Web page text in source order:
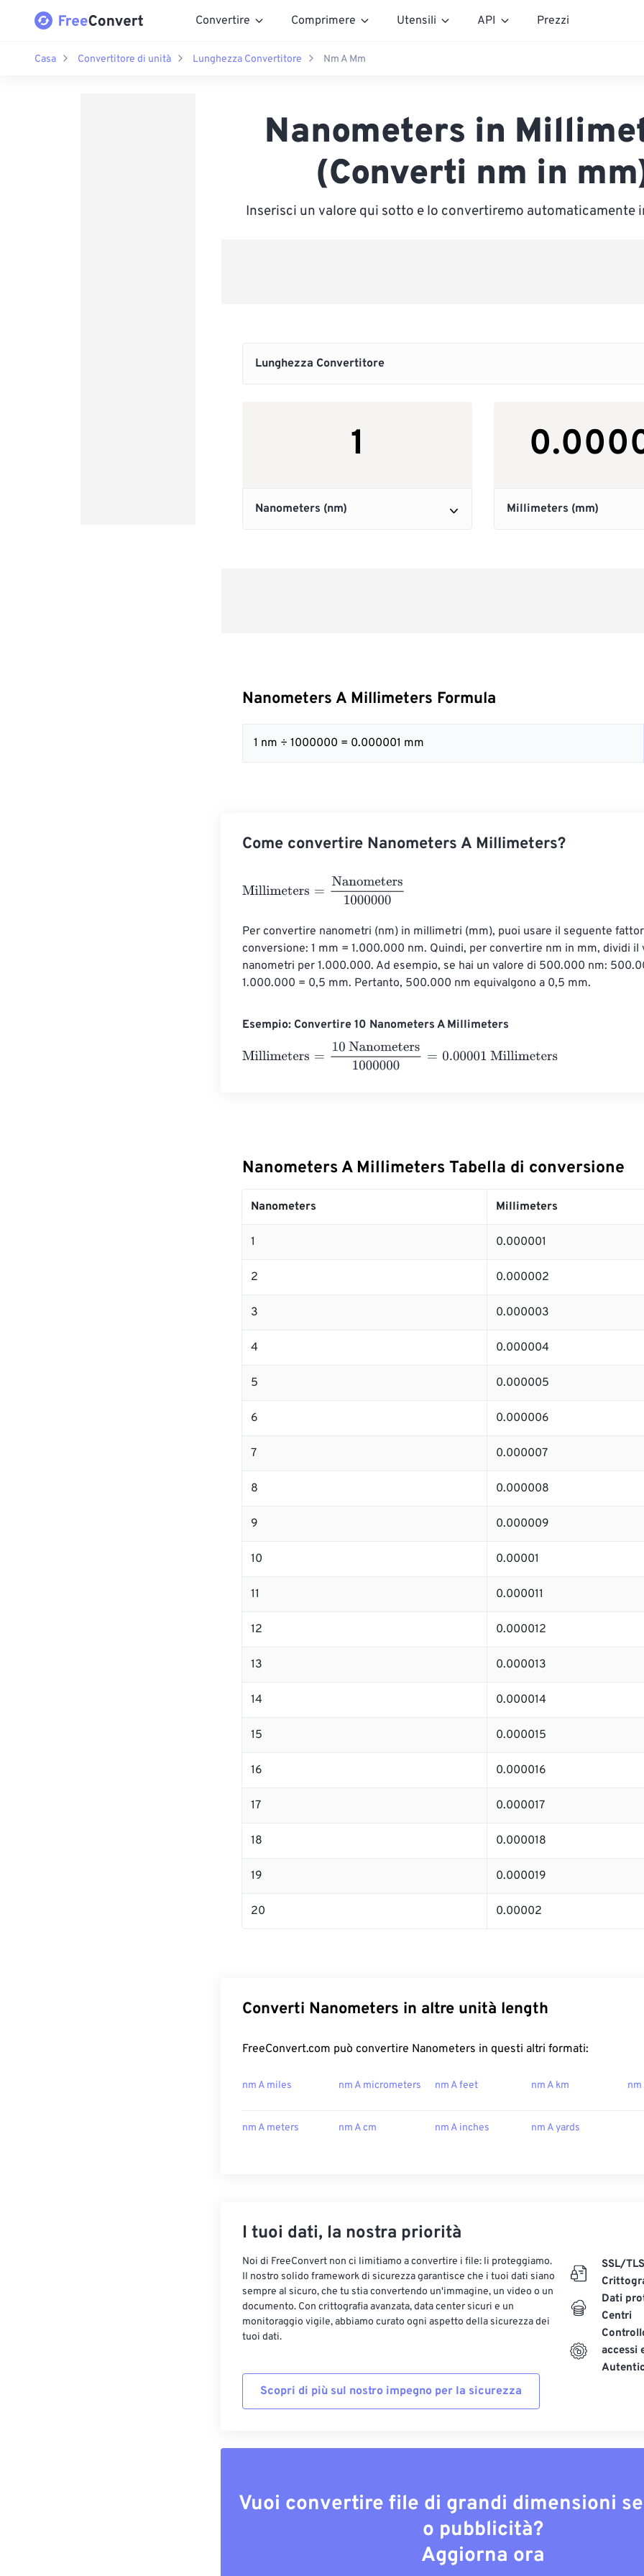
Convertire Comprimere Utensili API Prezzi
Casa Convertitore di unità Lunghezza Convertitore Nm A Mm
Nanometers in
(Converti nm in
Inserisci un valore qui sotto e lo convertiremo automaticamente
Nanometers A Millimeters Formula
1 nm ÷ 1000000 = 0.000001 mm
Come convertire Nanometers A Millimeters?
Millimeters Nanometers1000000
Per convertire nanometri (nm) in millimetri (mm), puoi usare il seguente
conversione: 1 mm = 1.000.000 nm. Quindi, per convertire nm in mm, dividi il
nanometri per 1.000.000. Ad esempio, se hai un valore di 500.000 nm:
1.000.000 = 0,5 mm. Pertanto, 500.000 nm equivalgono a 0,5 mm.
Esempio: Convertire 10 Nanometers A Millimeters
Millimeters
10 Nanometers1000000 0.00001 Millimeters
Nanometers A Millimeters Tabella di conversione
Nanometers Millimeters
1 0.000001
2 0.000002
3 0.000003
4 0.000004
5 0.000005
6 0.000006
7 0.000007
8 0.000008
9 0.000009
10 0.00001
11 0.000011
12 0.000012
13 0.000013
14 0.000014
15 0.000015
16 0.000016
17 0.000017
18 0.000018
19 0.000019
20 0.00002
Converti Nanometers in altre unità length
FreeConvert.com può convertire Nanometers in questi altri formati:
nm A miles nm A micrometers nm A feet nm A km
nm A meters nm A cm nm A inches nm A yards
I tuoi dati, la nostra priorità
Noi di FreeConvert non ci limitiamo a convertire i file: li proteggiamo.
Il nostro solido framework di sicurezza garantisce che i tuoi dati siano
sempre al sicuro, che tu stia convertendo un'immagine, un video o un
documento. Con crittografia avanzata, data center sicuri e un
monitoraggio vigile, abbiamo curato ogni aspetto della sicurezza dei
tuoi dati.
Scopri di più sul nostro impegno per la sicurezza
SSL/TLS
Dati
Centri
accessi
Vuoi convertire file di grandi dimensioni
o pubblicità?
Aggiorna ora